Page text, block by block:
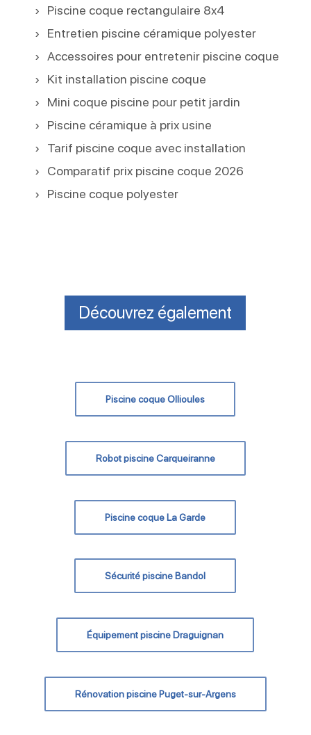
Piscine coque rectangulaire 8x4
Entretien piscine céramique polyester
Accessoires pour entretenir piscine coque
Kit installation piscine coque
Mini coque piscine pour petit jardin
Piscine céramique à prix usine
Tarif piscine coque avec installation
Comparatif prix piscine coque 2026
Piscine coque polyester
Découvrez également
Piscine coque Ollioules
Robot piscine Carqueiranne
Piscine coque La Garde
Sécurité piscine Bandol
Équipement piscine Draguignan
Rénovation piscine Puget-sur-Argens